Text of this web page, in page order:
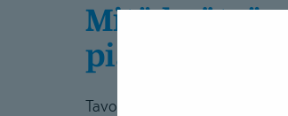
Mitä hyötyä saat fysiotera­
piasta?
Tavoitteena on auttaa sinua